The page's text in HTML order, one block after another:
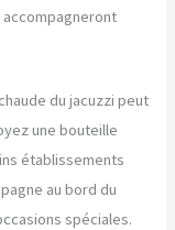
du jacuzzi peut
une bouteille
établissements
au bord du
spéciales.